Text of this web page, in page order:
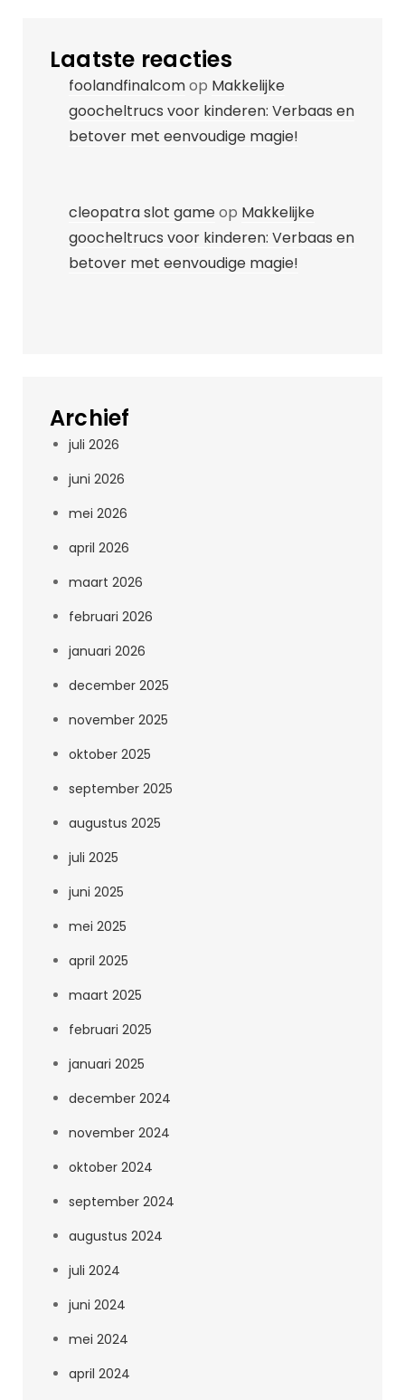
Laatste reacties
foolandfinalcomop Makkelijke
goocheltrucs voor kinderen: Verbaas en
betover met eenvoudige magie!
cleopatra slot gameop Makkelijke
goocheltrucs voor kinderen: Verbaas en
betover met eenvoudige magie!
Archief
juli 2026
juni 2026
mei 2026
april 2026
maart 2026
februari 2026
januari 2026
december 2025
november 2025
oktober 2025
september 2025
augustus 2025
juli 2025
juni 2025
mei 2025
april 2025
maart 2025
februari 2025
januari 2025
december 2024
november 2024
oktober 2024
september 2024
augustus 2024
juli 2024
juni 2024
mei 2024
april 2024